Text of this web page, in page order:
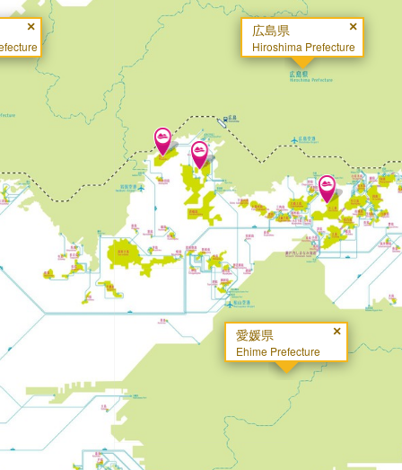
×
広島県
Hiroshima Prefecture
×
×
愛媛県
Ehime Prefecture